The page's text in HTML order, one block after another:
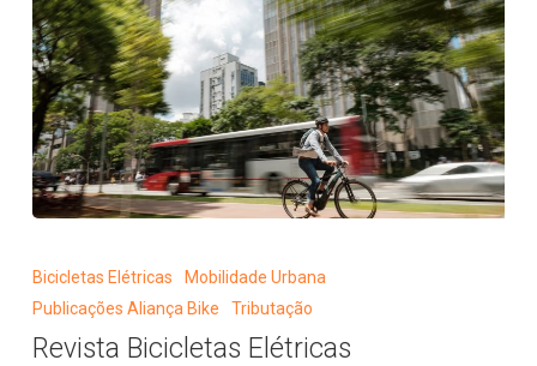
Bicicletas Elétricas
Mobilidade Urbana
Publicações Aliança Bike
Tributação
Revista Bicicletas Elétricas